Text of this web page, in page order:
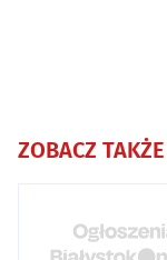
ZOBACZ TAKŻE